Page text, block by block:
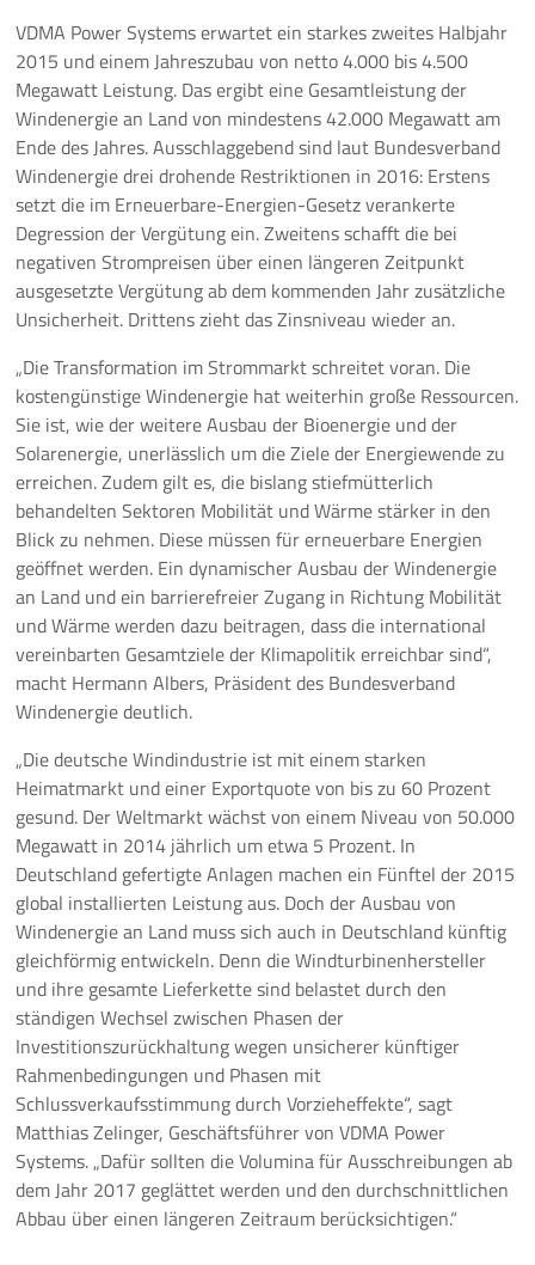
Mehr
VDMA Power Systems erwartet ein starkes zweites Halbjahr
2015 und einem Jahreszubau von netto 4.000 bis 4.500
Megawatt Leistung. Das ergibt eine Gesamtleistung der
Windenergie an Land von mindestens 42.000 Megawatt am
Ende des Jahres. Ausschlaggebend sind laut Bundesverband
Windenergie drei drohende Restriktionen in 2016: Erstens
setzt die im Erneuerbare-Energien-Gesetz verankerte
Degression der Vergütung ein. Zweitens schafft die bei
negativen Strompreisen über einen längeren Zeitpunkt
ausgesetzte Vergütung ab dem kommenden Jahr zusätzliche
Unsicherheit. Drittens zieht das Zinsniveau wieder an.
„Die Transformation im Strommarkt schreitet voran. Die
kostengünstige Windenergie hat weiterhin große Ressourcen.
Sie ist, wie der weitere Ausbau der Bioenergie und der
Solarenergie, unerlässlich um die Ziele der Energiewende zu
erreichen. Zudem gilt es, die bislang stiefmütterlich
behandelten Sektoren Mobilität und Wärme stärker in den
Blick zu nehmen. Diese müssen für erneuerbare Energien
geöffnet werden. Ein dynamischer Ausbau der Windenergie
an Land und ein barrierefreier Zugang in Richtung Mobilität
und Wärme werden dazu beitragen, dass die international
vereinbarten Gesamtziele der Klimapolitik erreichbar sind“,
macht Hermann Albers, Präsident des Bundesverband
Windenergie deutlich.
„Die deutsche Windindustrie ist mit einem starken
Heimatmarkt und einer Exportquote von bis zu 60 Prozent
gesund. Der Weltmarkt wächst von einem Niveau von 50.000
Megawatt in 2014 jährlich um etwa 5 Prozent. In
Deutschland gefertigte Anlagen machen ein Fünftel der 2015
global installierten Leistung aus. Doch der Ausbau von
Windenergie an Land muss sich auch in Deutschland künftig
gleichförmig entwickeln. Denn die Windturbinenhersteller
und ihre gesamte Lieferkette sind belastet durch den
ständigen Wechsel zwischen Phasen der
Investitionszurückhaltung wegen unsicherer künftiger
Rahmenbedingungen und Phasen mit
Schlussverkaufsstimmung durch Vorzieheffekte“, sagt
Matthias Zelinger, Geschäftsführer von VDMA Power
Systems. „Dafür sollten die Volumina für Ausschreibungen ab
dem Jahr 2017 geglättet werden und den durchschnittlichen
Abbau über einen längeren Zeitraum berücksichtigen.“